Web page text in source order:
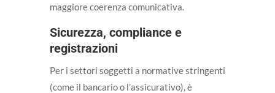
maggiore coerenza comunicativa.
Sicurezza, compliance e
registrazioni
Per i settori soggetti a normative stringenti
(come il bancario o l’assicurativo), è